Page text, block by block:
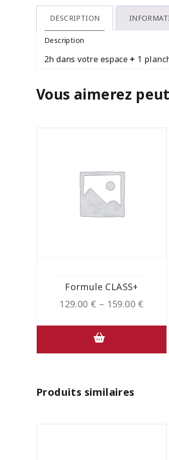
Formule
MIXTE
Charcuteries/Fromages
DESCRIPTION
Description
2h dans votre espace + 1
Vous aimerez
Formule CLASS+
129.00 € – 159.00 €
Produits similaires